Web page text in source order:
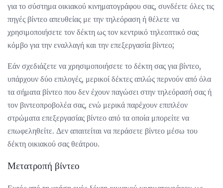
για το σύστημα οικιακού κινηματογράφου σας, συνδέετε όλες τις
πηγές βίντεο απευθείας με την τηλεόραση ή θέλετε να
χρησιμοποιήσετε τον δέκτη ως τον κεντρικό τηλεοπτικό σας
κόμβο για την εναλλαγή και την επεξεργασία βίντεο;
Εάν σχεδιάζετε να χρησιμοποιήσετε το δέκτη σας για βίντεο,
υπάρχουν δύο επιλογές, μερικοί δέκτες απλώς περνούν από όλα
τα σήματα βίντεο που δεν έχουν παγώσει στην τηλεόρασή σας ή
τον βιντεοπροβολέα σας, ενώ μερικά παρέχουν επιπλέον
στρώματα επεξεργασίας βίντεο από τα οποία μπορείτε να
επωφεληθείτε. Δεν απαιτείται να περάσετε βίντεο μέσω του
δέκτη οικιακού σας θεάτρου.
Μετατροπή βίντεο